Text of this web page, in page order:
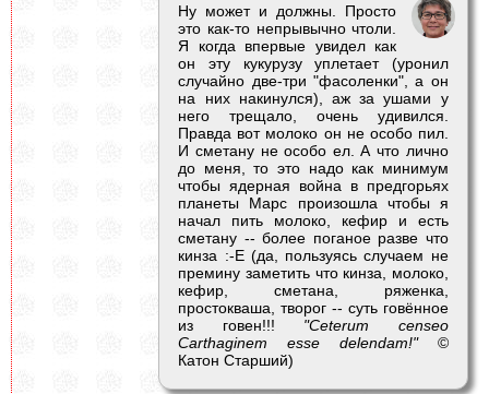
Ну может и должны. Просто
это как-то непрывычно чтоли.
Я когда впервые увидел как
он эту кукурузу уплетает (уронил
случайно две-три "фасоленки", а он
на них накинулся), аж за ушами у
него трещало, очень удивился.
Правда вот молоко он не особо пил.
И сметану не особо ел. А что лично
до меня, то это надо как минимум
чтобы ядерная война в предгорьях
планеты Марс произошла чтобы я
начал пить молоко, кефир и есть
сметану -- более поганое разве что
кинза :-E (да, пользуясь случаем не
премину заметить что кинза, молоко,
кефир, сметана, ряженка,
простокваша, творог -- суть говённое
из говен!!! "Ceterum censeo
Carthaginem esse delendam!"©
Катон Старший)